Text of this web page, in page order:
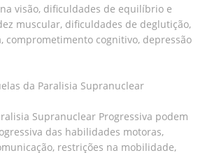
visão, dificuldades de equilíbrio e
muscular, dificuldades de deglutição,
comprometimento cognitivo, depressão
da Paralisia Supranuclear
Supranuclear Progressiva podem
das habilidades motoras,
restrições na mobilidade,